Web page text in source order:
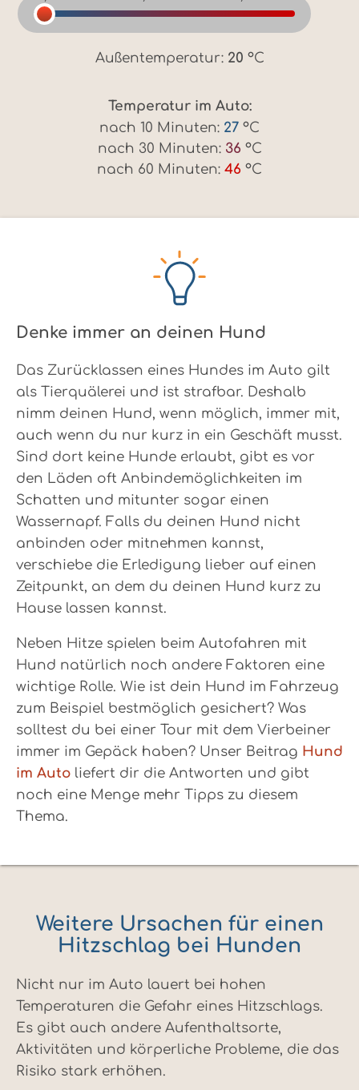
„Wähle eine Außentemperatur, um die
Außentemperatur: 20 °C
Temperatur im Auto:
nach 10 Minuten: 27 °C
nach 30 Minuten: 36 °C
nach 60 Minuten: 46 °C
Denke immer an deinen Hund
Das Zurücklassen eines Hundes im Auto gilt
als Tierquälerei und ist strafbar. Deshalb
nimm deinen Hund, wenn möglich, immer mit,
auch wenn du nur kurz in ein Geschäft musst.
Sind dort keine Hunde erlaubt, gibt es vor
den Läden oft Anbindemöglichkeiten im
Schatten und mitunter sogar einen
Wassernapf. Falls du deinen Hund nicht
anbinden oder mitnehmen kannst,
verschiebe die Erledigung lieber auf einen
Zeitpunkt, an dem du deinen Hund kurz zu
Hause lassen kannst.
Neben Hitze spielen beim Autofahren mit
Hund natürlich noch andere Faktoren eine
wichtige Rolle. Wie ist dein Hund im Fahrzeug
zum Beispiel bestmöglich gesichert? Was
solltest du bei einer Tour mit dem Vierbeiner
immer im Gepäck haben? Unser Beitrag Hund
im Auto liefert dir die Antworten und gibt
noch eine Menge mehr Tipps zu diesem
Thema.
Weitere Ursachen für einen
Hitzschlag bei Hunden
Nicht nur im Auto lauert bei hohen
Temperaturen die Gefahr eines Hitzschlags.
Es gibt auch andere Aufenthaltsorte,
Aktivitäten und körperliche Probleme, die das
Risiko stark erhöhen.